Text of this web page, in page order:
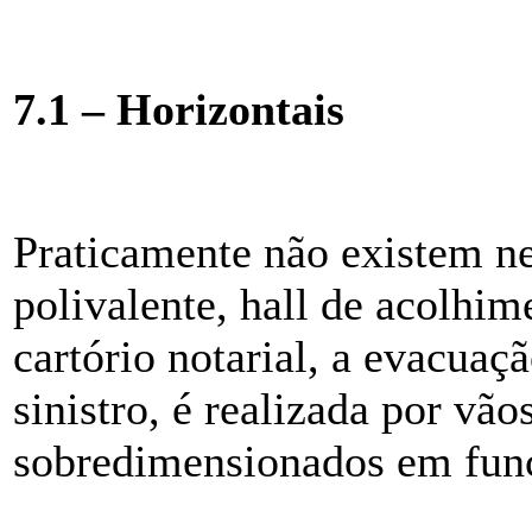
7.1 – Horizontais
Praticamente não existem
polivalente, hall de
cartório notarial, a
sinistro, é realizada por
sobredimensionados em